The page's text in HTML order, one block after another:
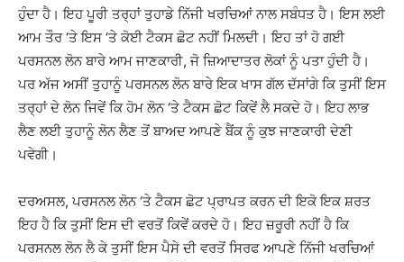
ਹੁੰਦਾ ਹੈ। ਇਹ ਪੂਰੀ ਤਰ੍ਹਾਂ ਤੁਹਾਡੇ ਨਿੱਜੀ ਖਰਚਿਆਂ ਨਾਲ ਸਬੰਧਤ ਹੈ। ਇਸ ਲਈ
ਆਮ ਤੌਰ ‘ਤੇ ਇਸ ‘ਤੇ ਕੋਈ ਟੈਕਸ ਛੋਟ ਨਹੀਂ ਮਿਲਦੀ। ਇਹ ਤਾਂ ਹੋ ਗਈ
ਪਰਸਨਲ ਲੋਨ ਬਾਰੇ ਆਮ ਜਾਣਕਾਰੀ, ਜੋ ਜ਼ਿਆਦਾਤਰ ਲੋਕਾਂ ਨੂੰ ਪਤਾ ਹੁੰਦੀ ਹੈ।
ਪਰ ਅੱਜ ਅਸੀਂ ਤੁਹਾਨੂੰ ਪਰਸਨਲ ਲੋਨ ਬਾਰੇ ਇਕ ਖਾਸ ਗੱਲ ਦੱਸਾਂਗੇ ਕਿ ਤੁਸੀਂ ਇਸ
ਤਰ੍ਹਾਂ ਦੇ ਲੋਨ ਜਿਵੇਂ ਕਿ ਹੋਮ ਲੋਨ ‘ਤੇ ਟੈਕਸ ਛੋਟ ਕਿਵੇਂ ਲੈ ਸਕਦੇ ਹੋ। ਇਹ ਲਾਭ
ਲੈਣ ਲਈ ਤੁਹਾਨੂੰ ਲੋਨ ਲੈਣ ਤੋਂ ਬਾਅਦ ਆਪਣੇ ਬੈਂਕ ਨੂੰ ਕੁਝ ਜਾਣਕਾਰੀ ਦੇਣੀ
ਪਵੇਗੀ।
ਦਰਅਸਲ, ਪਰਸਨਲ ਲੋਨ ‘ਤੇ ਟੈਕਸ ਛੋਟ ਪ੍ਰਾਪਤ ਕਰਨ ਦੀ ਇਕੋ ਇਕ ਸ਼ਰਤ
ਇਹ ਹੈ ਕਿ ਤੁਸੀਂ ਇਸ ਦੀ ਵਰਤੋਂ ਕਿਵੇਂ ਕਰਦੇ ਹੋ। ਇਹ ਜ਼ਰੂਰੀ ਨਹੀਂ ਹੈ ਕਿ
ਪਰਸਨਲ ਲੋਨ ਲੈ ਕੇ ਤੁਸੀਂ ਇਸ ਪੈਸੇ ਦੀ ਵਰਤੋਂ ਸਿਰਫ ਆਪਣੇ ਨਿੱਜੀ ਖਰਚਿਆਂ